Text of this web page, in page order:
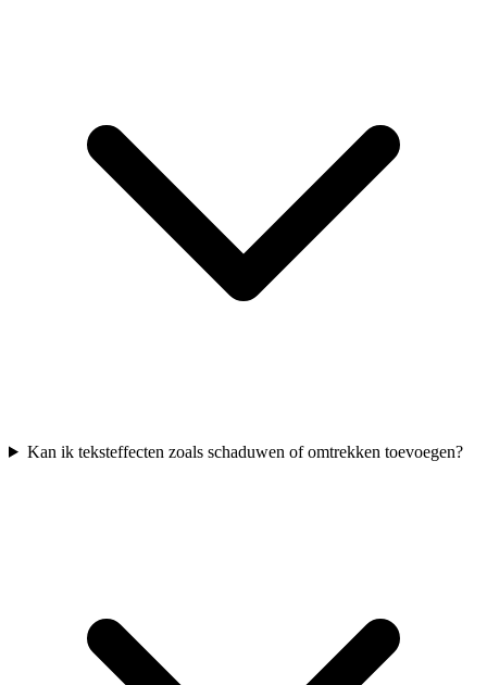
Kan ik teksteffecten zoals schaduwen of omtrekken toevoegen?